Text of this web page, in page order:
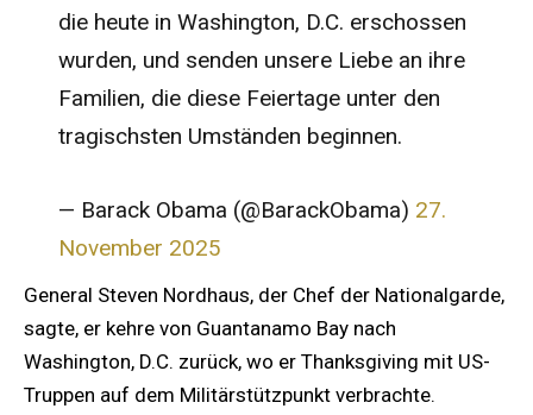
die heute in Washington, D.C. erschossen
wurden, und senden unsere Liebe an ihre
Familien, die diese Feiertage unter den
tragischsten Umständen beginnen.
— Barack Obama (@BarackObama) 27.
November 2025
General Steven Nordhaus, der Chef der Nationalgarde,
sagte, er kehre von Guantanamo Bay nach
Washington, D.C. zurück, wo er Thanksgiving mit US-
Truppen auf dem Militärstützpunkt verbrachte.